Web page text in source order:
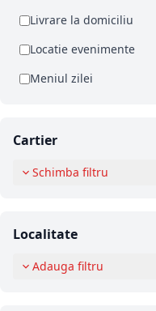
Livrare la domiciliu
Locatie evenimente
Meniul zilei
Cartier
Schimba filtru
Localitate
Adauga filtru